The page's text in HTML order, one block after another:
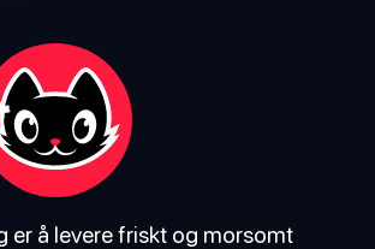
er å levere friskt og morsomt